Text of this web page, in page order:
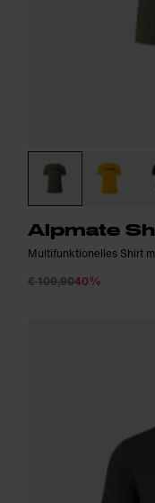
Alpmate
Multifunktionelles Shirt
€ 109,9040%